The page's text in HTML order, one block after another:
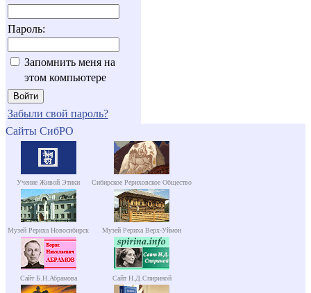
Пароль:
Запомнить меня на
этом компьютере
Забыли свой пароль?
Сайты СибРО
Учение Живой Этики Сибирское Рериховское Общество
Музей Рериха Новосибирск Музей Рериха Верх-Уймон
Сайт Б.Н.Абрамова Сайт Н.Д.Спириной